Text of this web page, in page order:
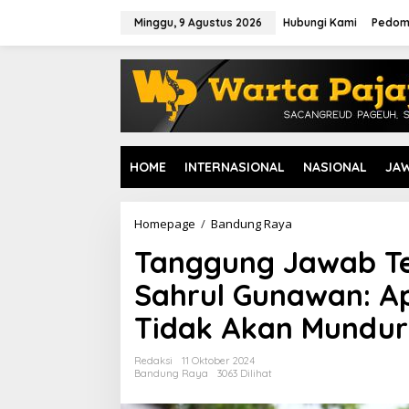
Minggu, 9 Agustus 2026 Hubungi Kami
HOME INTERNASIONAL NASIONAL
Homepage / Bandung Raya
n
g
g
u
Tanggung Jawab
Sahrul Gunawan:
Tidak Akan Mundur
Redaksi
11 Oktober 2024
Bandung Raya
3063 Dilihat